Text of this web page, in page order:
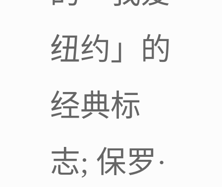
纽约」的
经典标
志; 保罗·